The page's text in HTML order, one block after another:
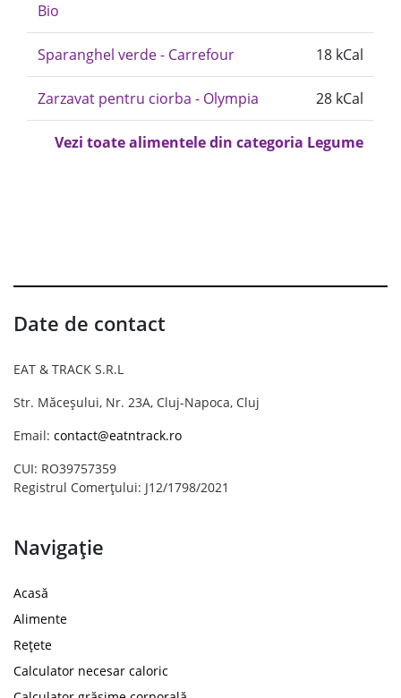
Bio
Sparanghel verde - Carrefour 18 kCal
Zarzavat pentru ciorba - Olympia 28 kCal
Vezi toate alimentele din categoria Legume
Date de contact
EAT & TRACK S.R.L
Str. Măceșului, Nr. 23A, Cluj-Napoca, Cluj
Email: contact@eatntrack.ro
CUI: RO39757359
Registrul Comerțului: J12/1798/2021
Navigație
Acasă
Alimente
Rețete
Calculator necesar caloric